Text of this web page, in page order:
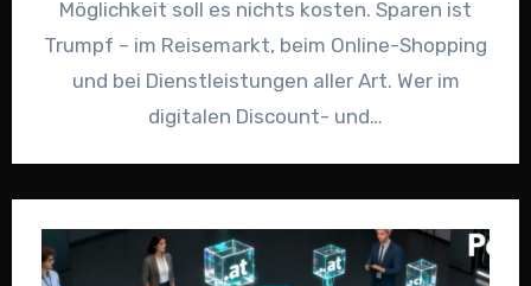
Möglichkeit soll es nichts kosten. Sparen ist
Trumpf – im Reisemarkt, beim Online-Shopping
und bei Dienstleistungen aller Art. Wer im
digitalen Discount- und…